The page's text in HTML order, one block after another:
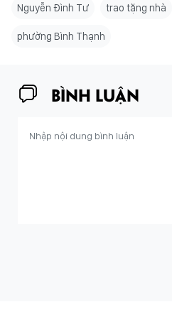
Nguyễn Đình Tư trao tặng nhà
phường Bình Thạnh
BÌNH LUẬN